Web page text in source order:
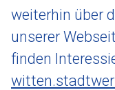
weiterhin über
unserer
finden